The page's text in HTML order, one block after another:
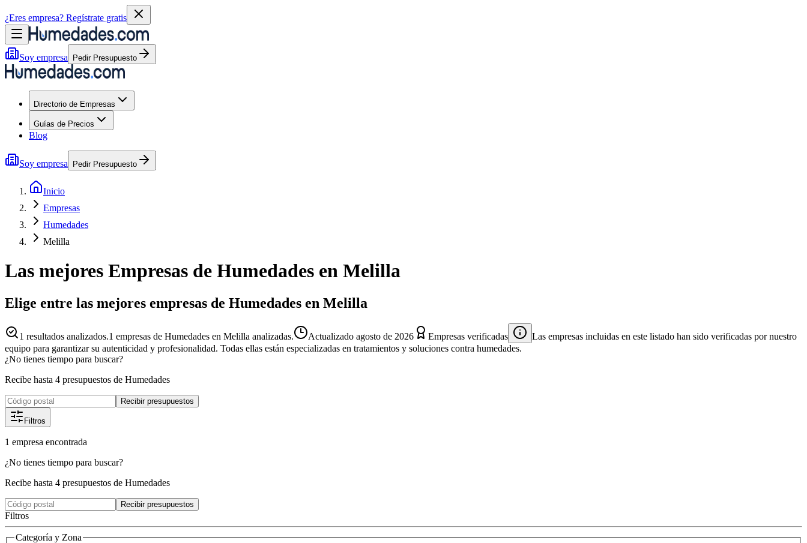
¿Eres empresa? Regístrate gratis
Soy empresa Pedir Presupuesto
Directorio de Empresas
Guías de Precios
Blog
Soy empresa Pedir Presupuesto
Inicio
Empresas
Humedades
Melilla
Las mejores Empresas de Humedades en Melilla
Elige entre las mejores empresas de Humedades en Melilla
1 resultados analizados.1 empresas de Humedades en Melilla analizadas. Actualizado agosto de 2026 Empresas verificadas
Las empresas incluidas en este listado han sido verificadas por nuestro
equipo para garantizar su autenticidad y profesionalidad. Todas ellas están especializadas en tratamientos y soluciones contra humedades.
¿No tienes tiempo para buscar?
Recibe hasta 4 presupuestos de Humedades
Recibir presupuestos
Filtros
1 empresa encontrada
¿No tienes tiempo para buscar?
Recibe hasta 4 presupuestos de Humedades
Recibir presupuestos
Filtros
Categoría y Zona